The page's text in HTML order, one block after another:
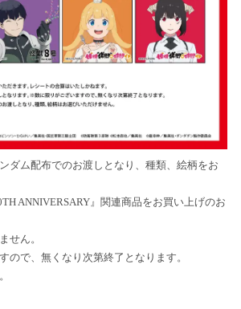
ダム配布でのお渡しとなり、種類、絵柄をお
ANNIVERSARY』関連商品をお買い上げのお
せん。
ので、無くなり次第終了となります。